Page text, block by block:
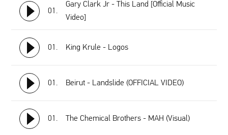
01.
Gary Clark Jr - This Land [Official Music
Video]
01. King Krule - Logos
01. Beirut - Landslide (OFFICIAL VIDEO)
01. The Chemical Brothers - MAH (Visual)